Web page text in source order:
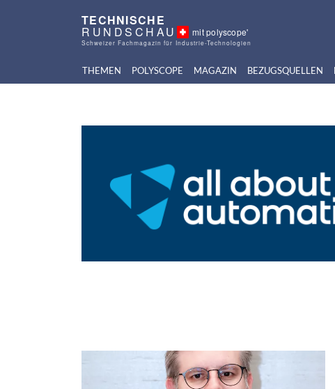
TECHNISCHE
RUNDSCHAU mit polyscope'
Schweizer Fachmagazin für Industrie-Technologien
THEMEN POLYSCOPE MAGAZIN BEZUGSQUELLEN